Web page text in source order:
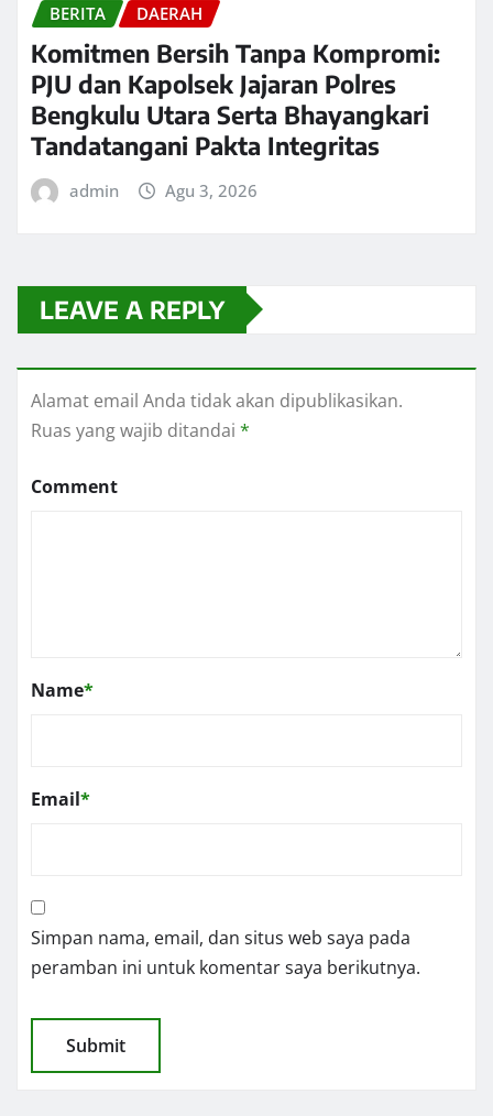
BERITA DAERAH
Komitmen Bersih Tanpa Kompromi:
PJU dan Kapolsek Jajaran Polres
Bengkulu Utara Serta Bhayangkari
Tandatangani Pakta Integritas
admin Agu 3, 2026
LEAVE A REPLY
Alamat email Anda tidak akan dipublikasikan.
Ruas yang wajib ditandai *
Comment
Name*
Email*
Simpan nama, email, dan situs web saya pada
peramban ini untuk komentar saya berikutnya.